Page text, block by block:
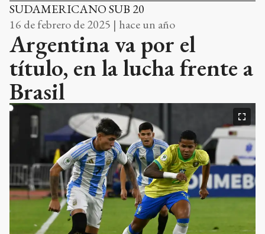
SUDAMERICANO SUB 20
16 de febrero de 2025 | hace un año
Argentina va por el
título, en la lucha frente a
Brasil